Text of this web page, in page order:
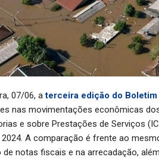
07/06, aterceira edição do
nas movimentações econômicas
e sobre Prestações de Serviços
2024. A comparação é frente ao
notas fiscais e na arrecadação,